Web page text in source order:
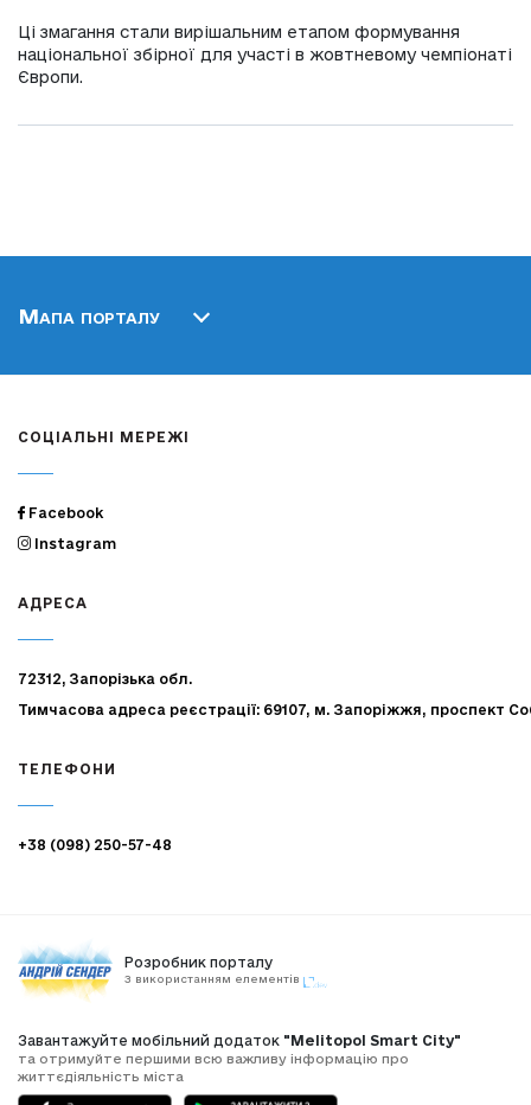
Ці змагання стали вирішальним етапом формування
національної збірної для участі в жовтневому чемпіонаті
Європи.
Мапа порталу
СОЦІАЛЬНІ МЕРЕЖІ
Facebook
Instagram
АДРЕСА
72312, Запорізька обл.
Тимчасова адреса реєстрації: 69107, м. Запоріжжя, проспект
ТЕЛЕФОНИ
+38 (098) 250-57-48
Розробник порталу
З використанням елементів
Завантажуйте мобільний додаток "Melitopol Smart City"
та отримуйте першими всю важливу інформацію про
життєдіяльність міста